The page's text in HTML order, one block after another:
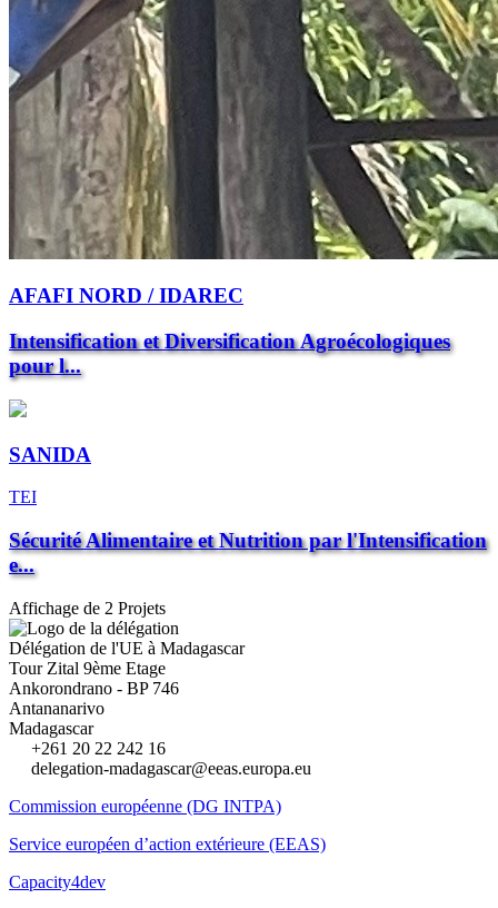
AFAFI NORD / IDAREC
Intensification et Diversification Agroécologiques
pour l...
SANIDA
TEI
Sécurité Alimentaire et Nutrition par l'Intensification
e...
Affichage de 2 Projets
Délégation de l'UE à Madagascar
Tour Zital 9ème Etage
Ankorondrano - BP 746
Antananarivo
Madagascar
+261 20 22 242 16
delegation-madagascar@eeas.europa.eu
Commission européenne (DG INTPA)
Service européen d’action extérieure (EEAS)
Capacity4dev